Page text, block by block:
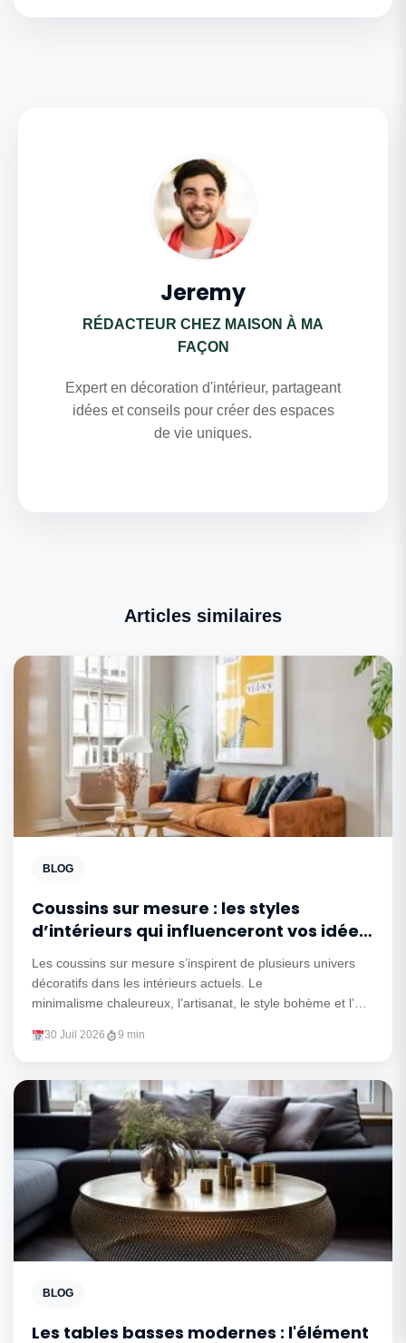
Jeremy
RÉDACTEUR CHEZ MAISON À MA
FAÇON
Expert en décoration d'intérieur, partageant
idées et conseils pour créer des espaces
de vie uniques.
Articles similaires
BLOG
Coussins sur mesure : les styles
d’intérieurs qui influenceront vos idées
déco
Les coussins sur mesure s’inspirent de plusieurs univers
décoratifs dans les intérieurs actuels. Le
minimalisme chaleureux, l’artisanat, le style bohème et l’Art
30 Juil 2026 9 min
BLOG
Les tables basses modernes : l'élément